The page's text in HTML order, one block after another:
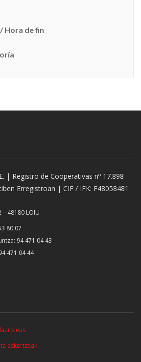
Hora de fin
| Registro de Cooperativas nº 17.898
Erregistroan | CIF / IFK: F48058481
48180 LOIU
80 07
94 471 04 43
471 04 44
eskertzeak